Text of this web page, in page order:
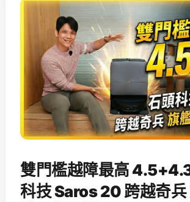
雙門檻越障最高
科技 Saros 20 跨越奇兵